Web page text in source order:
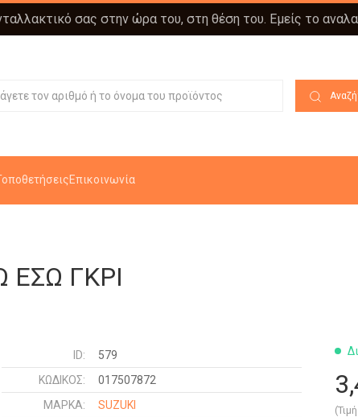
σας στην ώρα του, στη θέση του. Εμείς το
Επικοινωνία
ΓΚΡΙ
ID:
579
ΚΩΔΙΚΌΣ:
017507872
ΜΑΡΚΑ:
SUZUKI